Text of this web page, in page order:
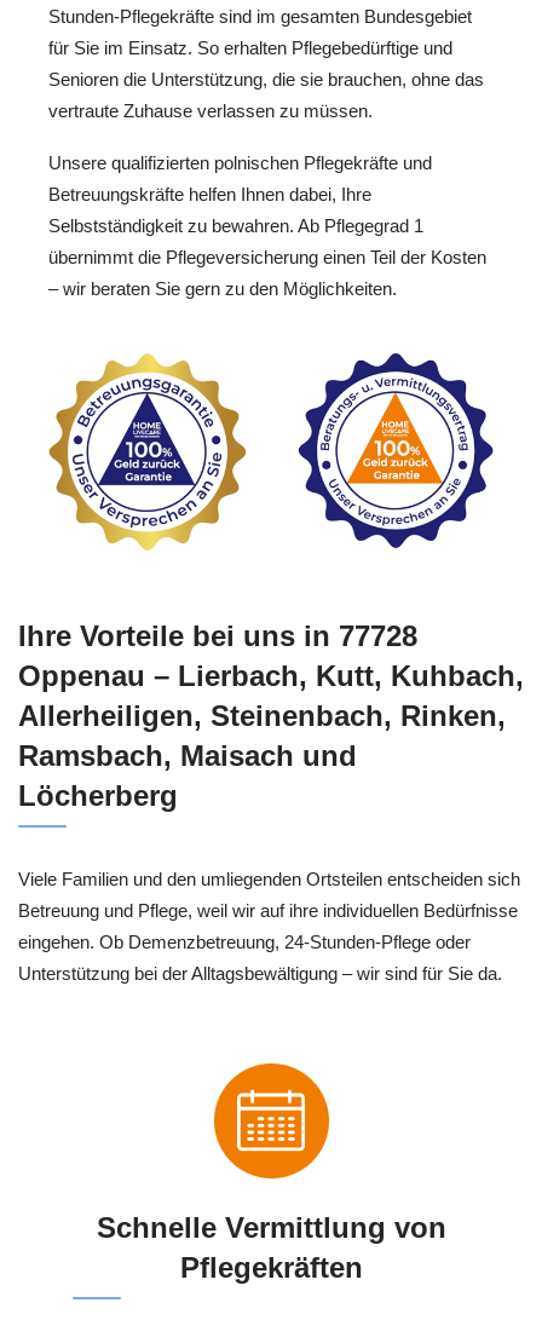
Stunden-Pflegekräfte sind im gesamten Bundesgebiet
für Sie im Einsatz. So erhalten Pflegebedürftige und
Senioren die Unterstützung, die sie brauchen, ohne das
vertraute Zuhause verlassen zu müssen.
Unsere qualifizierten polnischen Pflegekräfte und
Betreuungskräfte helfen Ihnen dabei, Ihre
Selbstständigkeit zu bewahren. Ab Pflegegrad 1
übernimmt die Pflegeversicherung einen Teil der Kosten
– wir beraten Sie gern zu den Möglichkeiten.
Ihre Vorteile bei uns in 77728
Oppenau – Lierbach, Kutt, Kuhbach,
Allerheiligen, Steinenbach, Rinken,
Ramsbach, Maisach und
Löcherberg
Viele Familien und den umliegenden Ortsteilen entscheiden sich
Betreuung und Pflege, weil wir auf ihre individuellen Bedürfnisse
eingehen. Ob Demenzbetreuung, 24-Stunden-Pflege oder
Unterstützung bei der Alltagsbewältigung – wir sind für Sie da.
Schnelle Vermittlung von
Pflegekräften